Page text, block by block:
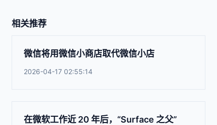
相关推荐
微信将用微信小商店取代微信小店
2026-04-17 02:55:14
在微软工作近 20 年后，“Surface 之父”